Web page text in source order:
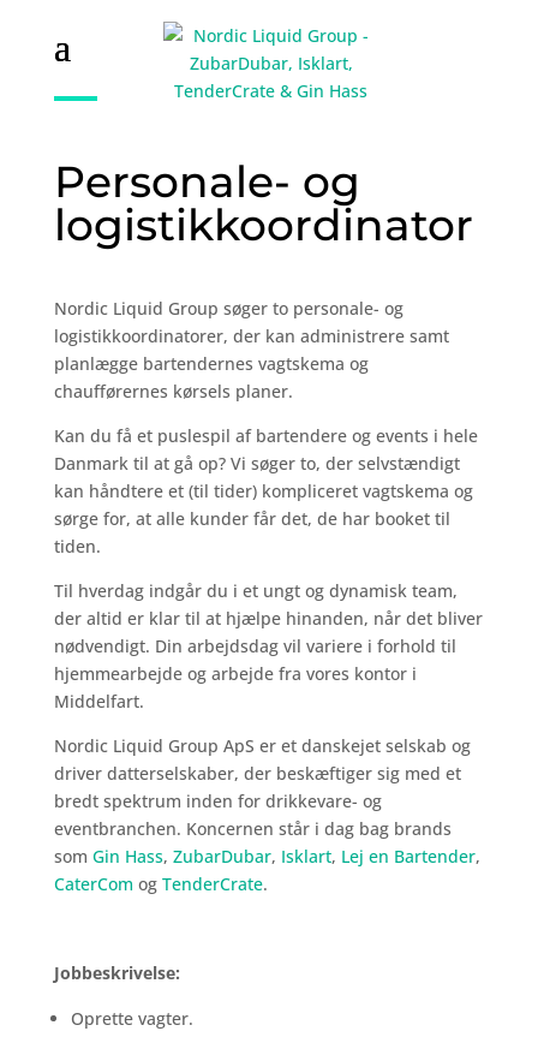
Personale- og
logistikkoordinator
Nordic Liquid Group søger to personale- og
logistikkoordinatorer, der kan administrere samt
planlægge bartendernes vagtskema og
chaufførernes kørsels planer.
Kan du få et puslespil af bartendere og events i hele
Danmark til at gå op? Vi søger to, der selvstændigt
kan håndtere et (til tider) kompliceret vagtskema og
sørge for, at alle kunder får det, de har booket til
tiden.
Til hverdag indgår du i et ungt og dynamisk team,
der altid er klar til at hjælpe hinanden, når det bliver
nødvendigt. Din arbejdsdag vil variere i forhold til
hjemmearbejde og arbejde fra vores kontor i
Middelfart.
Nordic Liquid Group ApS er et danskejet selskab og
driver datterselskaber, der beskæftiger sig med et
bredt spektrum inden for drikkevare- og
eventbranchen. Koncernen står i dag bag brands
som Gin Hass, ZubarDubar, Isklart, Lej en Bartender,
CaterCom og TenderCrate.
Jobbeskrivelse:
Oprette vagter.